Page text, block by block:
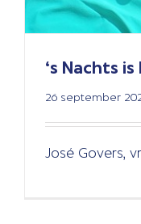
‘s Nachts
26 september
José Govers,
Naast